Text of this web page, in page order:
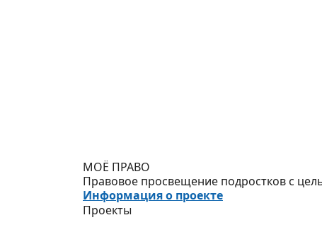
МОЁ ПРАВО
Правовое просвещение подростков с
Информация о проекте
Проекты